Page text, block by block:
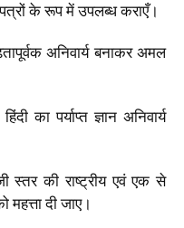
के रूप में उपलब्ध कराएँ।
अनिवार्य बनाकर अमल
का पर्याप्त ज्ञान अनिवार्य
स्तर की राष्ट्रीय एवं एक से
महत्ता दी जाए।